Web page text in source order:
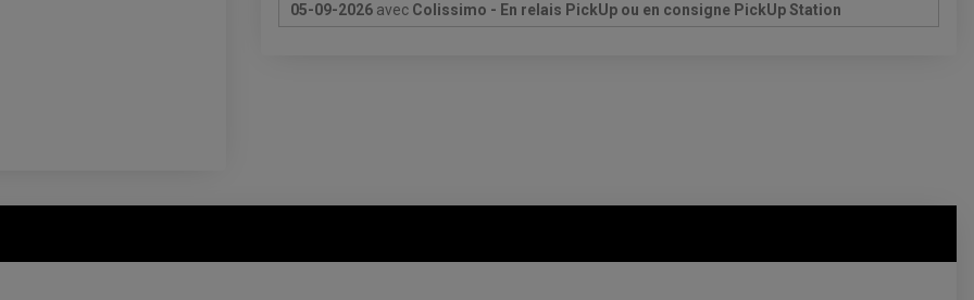
05-09-2026 avec Colissimo - En relais PickUp ou en consigne PickUp Station